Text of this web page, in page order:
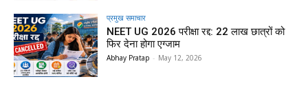
प्रमुख समाचार‎
NEET UG 2026 परीक्षा रद्द: 22 लाख छात्रों को
फिर देना होगा एग्जाम
Abhay Pratap - May 12, 2026